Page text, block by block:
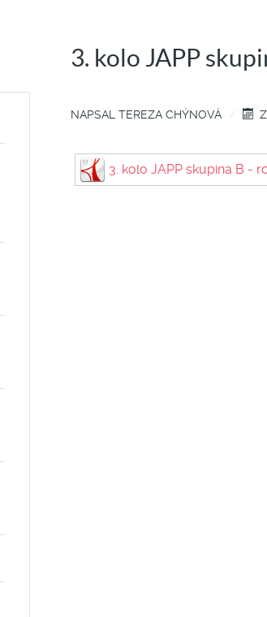
3. kolo JAPP
NAPSAL TEREZA CHÝNOVÁ
3. kolo JAPP skupina B -